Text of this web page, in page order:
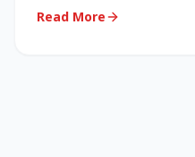
Read More